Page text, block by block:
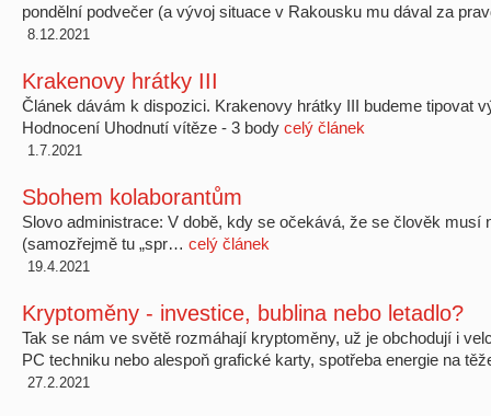
pondělní podvečer (a vývoj situace v Rakousku mu dával za
8.12.2021
Krakenovy hrátky III
Článek dávám k dispozici. Krakenovy hrátky III budeme tipovat
Hodnocení Uhodnutí vítěze - 3 body celý článek
1.7.2021
Sbohem kolaborantům
Slovo administrace: V době, kdy se očekává, že se člověk musí
(samozřejmě tu „spr… celý článek
19.4.2021
Kryptoměny - investice, bublina nebo letadlo?
Tak se nám ve světě rozmáhají kryptoměny, už je obchodují i
PC techniku nebo alespoň grafické karty, spotřeba energie na
27.2.2021